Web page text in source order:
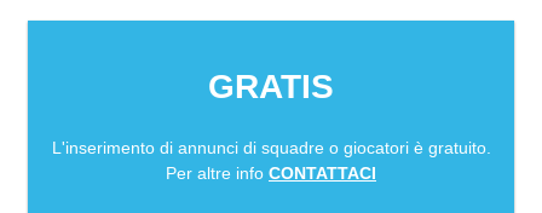
GRATIS
L'inserimento di annunci di squadre o giocatori è gratuito.
Per altre info CONTATTACI